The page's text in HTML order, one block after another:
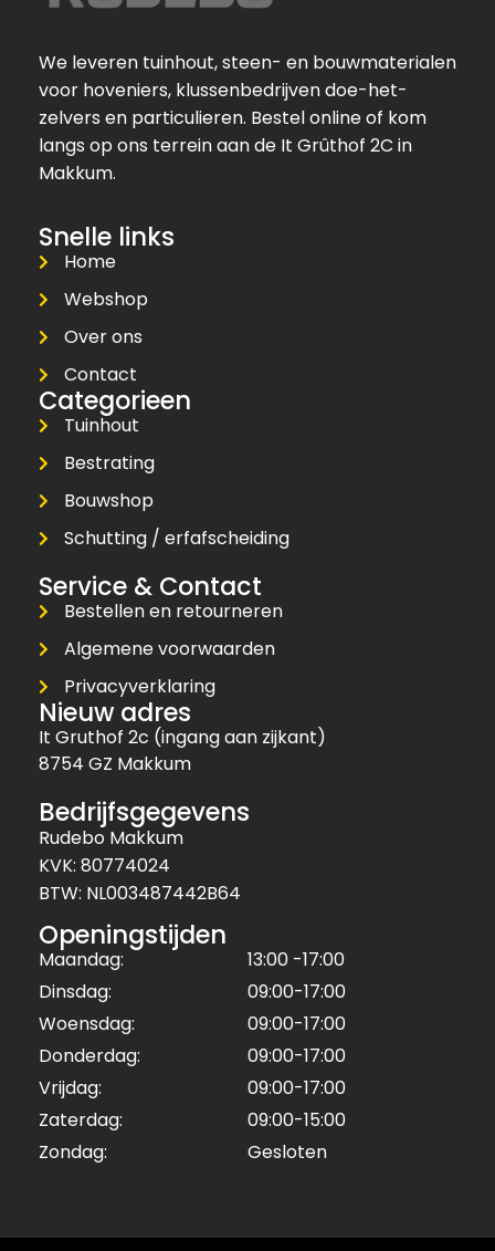
We leveren tuinhout, steen- en bouwmaterialen
voor hoveniers, klussenbedrijven doe-het-
zelvers en particulieren. Bestel online of kom
langs op ons terrein aan de It Grûthof 2C in
Makkum.
Snelle links
Home
Webshop
Over ons
Contact
Categorieen
Tuinhout
Bestrating
Bouwshop
Schutting / erfafscheiding
Service & Contact
Bestellen en retourneren
Algemene voorwaarden
Privacyverklaring
Nieuw adres
It Gruthof 2c (ingang aan zijkant)
8754 GZ Makkum
Bedrijfsgegevens
Rudebo Makkum
KVK: 80774024
BTW: NL003487442B64
Openingstijden
Maandag:
13:00 -17:00
Dinsdag:
09:00-17:00
Woensdag:
09:00-17:00
Donderdag:
09:00-17:00
Vrijdag:
09:00-17:00
Zaterdag:
09:00-15:00
Zondag:
Gesloten